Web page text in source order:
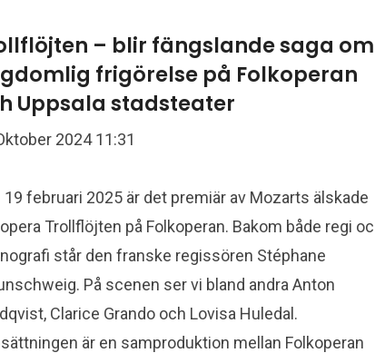
– blir fängslande saga om
frigörelse på Folkoperan
Uppsala stadsteater
2024 11:31
19 februari 2025 är det premiär av Mozarts älskade
Trollflöjten på Folkoperan. Bakom både regi
står den franske regissören Stéphane
På scenen ser vi bland andra Anton
Clarice Grando och Lovisa Huledal.
är en samproduktion mellan Folkoperan